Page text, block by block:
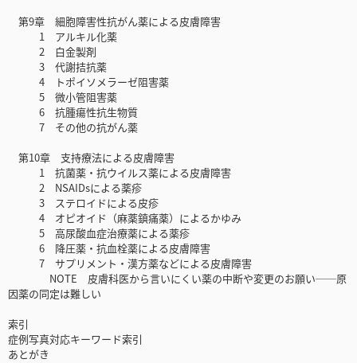
第9章 細胞障害性抗がん薬による皮膚障害
1 アルキル化薬
2 白金製剤
3 代謝拮抗薬
4 トポイソメラーゼ阻害薬
5 微小管阻害薬
6 抗腫瘍性抗生物質
7 その他の抗がん薬
第10章 支持療法による皮膚障害
1 抗菌薬・抗ウイルス薬による皮膚障害
2 NSAIDsによる薬疹
3 ステロイドによる皮疹
4 オピオイド（麻薬鎮痛薬）によるかゆみ
5 高尿酸血症治療薬による薬疹
6 降圧薬・抗血栓薬による皮膚障害
7 サプリメント・漢方薬などによる皮膚障害
NOTE 皮膚科医から言いにくい薬の中断や変更のお願い──原
因薬の同定は難しい
索引
症例写真対応キーワード索引
あとがき